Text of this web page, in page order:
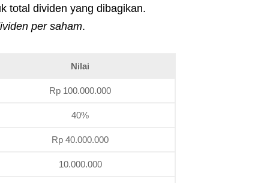
total dividen yang dibagikan.
per saham.
Nilai
Rp 100.000.000
40%
Rp 40.000.000
10.000.000